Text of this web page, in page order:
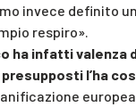
invece definito
respiro».
ha infatti valenza
presupposti l’ha